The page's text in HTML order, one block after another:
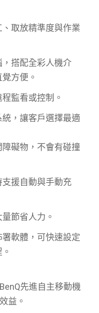
取放精準度與作業
搭配全彩人機介
方便。
監看或控制。
，讓客戶選擇最適
礙物，不會有碰撞
援自動與手動充
節省人力。
軟體，可快速設定
先進自主移動機
益。